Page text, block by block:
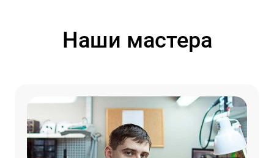
Наши мастера